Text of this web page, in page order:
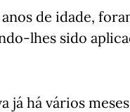
anos de idade,
lhes sido
já há vários